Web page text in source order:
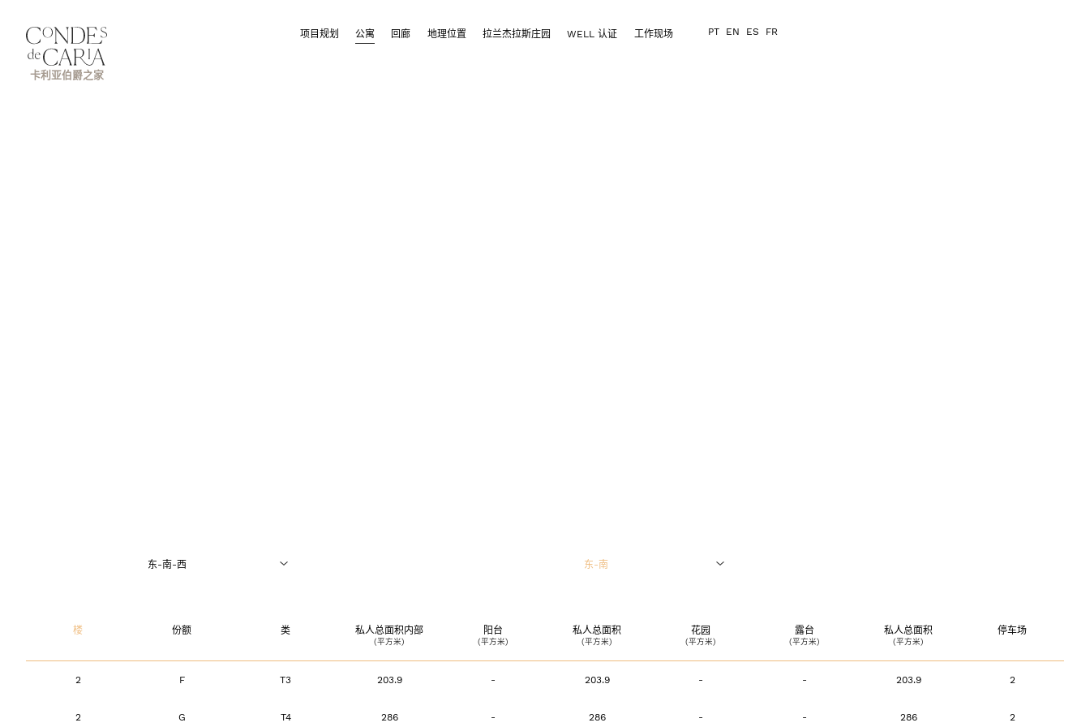
卡利亚伯爵之家
项目规划 公寓 回廊 地理位置 拉兰杰拉斯庄园 WELL 认证 工作现场 PT EN ES FR
东-南-西 东-南
1层（即中国的2楼）
楼 份额 类 私人总面积内部
(平方米)
阳台
(平方米)
私人总面积
(平方米)
花园
(平方米)
露台
(平方米)
私人总面积
(平方米)
停车场
2 F T3 203.9 - 203.9 - - 203.9 2
2 G T4 286 - 286 - - 286 2